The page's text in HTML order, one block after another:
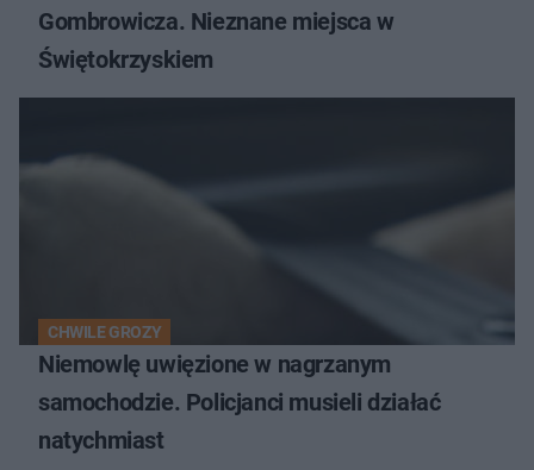
Gombrowicza. Nieznane miejsca w
Świętokrzyskiem
CHWILE GROZY
Niemowlę uwięzione w nagrzanym
samochodzie. Policjanci musieli działać
natychmiast